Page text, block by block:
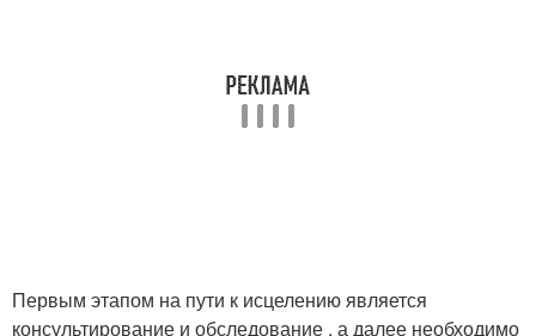
Первым этапом на пути к исцелению является
консультирование и обследование , а далее необходимо